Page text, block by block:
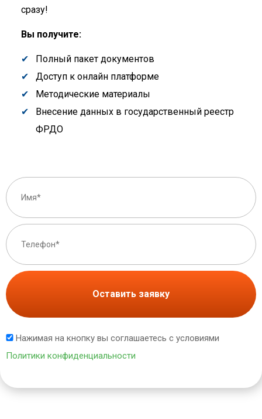
сразу!
Вы получите:
Полный пакет документов
Доступ к онлайн платформе
Методические материалы
Внесение данных в государственный реестр
ФРДО
Оставить заявку
Нажимая на кнопку вы соглашаетесь с условиями
Политики конфиденциальности